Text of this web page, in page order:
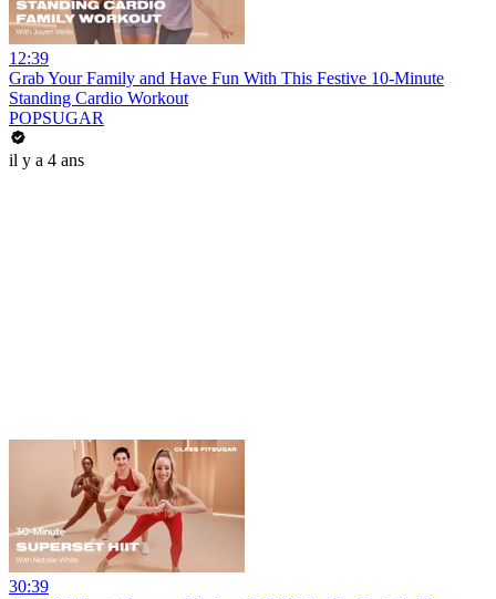
12:39
Grab Your Family and Have Fun With This Festive 10-Minute
Standing Cardio Workout
POPSUGAR
il y a 4 ans
30:39